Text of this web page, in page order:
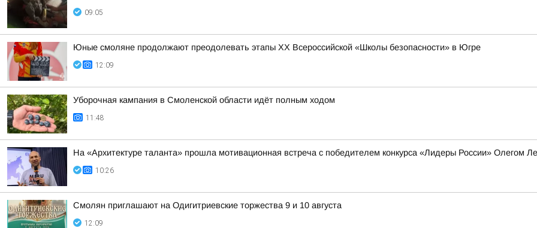
09:05
Юные смоляне продолжают преодолевать этапы XX Всероссийской «Школы безопасности» в Югре
12:09
Уборочная кампания в Смоленской области идёт полным ходом
11:48
На «Архитектуре таланта» прошла мотивационная встреча с победителем конкурса «Лидеры России» Олегом
10:26
Смолян приглашают на Одигитриевские торжества 9 и 10 августа
12:09